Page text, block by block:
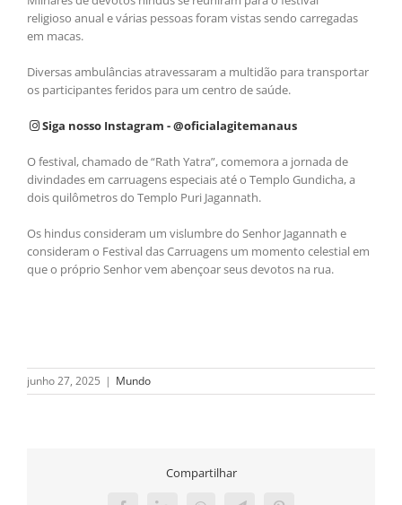
religioso anual e várias pessoas foram vistas sendo carregadas
em macas.
Diversas ambulâncias atravessaram a multidão para transportar
os participantes feridos para um centro de saúde.
Siga nosso Instagram - @oficialagitemanaus
O festival, chamado de “Rath Yatra”, comemora a jornada de
divindades em carruagens especiais até o Templo Gundicha, a
dois quilômetros do Templo Puri Jagannath.
Os hindus consideram um vislumbre do Senhor Jagannath e
consideram o Festival das Carruagens um momento celestial em
que o próprio Senhor vem abençoar seus devotos na rua.
junho 27, 2025 | Mundo
Compartilhar